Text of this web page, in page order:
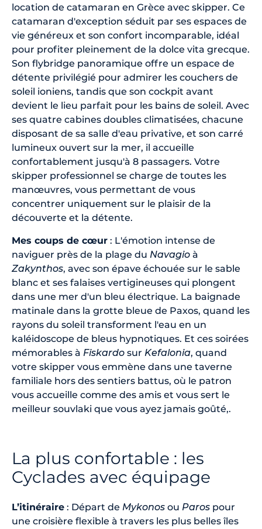
location de catamaran en Grèce avec skipper. Ce
catamaran d'exception séduit par ses espaces de
vie généreux et son confort incomparable, idéal
pour profiter pleinement de la dolce vita grecque.
Son flybridge panoramique offre un espace de
détente privilégié pour admirer les couchers de
soleil ioniens, tandis que son cockpit avant
devient le lieu parfait pour les bains de soleil. Avec
ses quatre cabines doubles climatisées, chacune
disposant de sa salle d'eau privative, et son carré
lumineux ouvert sur la mer, il accueille
confortablement jusqu'à 8 passagers. Votre
skipper professionnel se charge de toutes les
manœuvres, vous permettant de vous
concentrer uniquement sur le plaisir de la
découverte et la détente.
Mes coups de cœur : L'émotion intense de
naviguer près de la plage du Navagio à
Zakynthos, avec son épave échouée sur le sable
blanc et ses falaises vertigineuses qui plongent
dans une mer d'un bleu électrique. La baignade
matinale dans la grotte bleue de Paxos, quand les
rayons du soleil transforment l'eau en un
kaléidoscope de bleus hypnotiques. Et ces soirées
mémorables à Fiskardo sur Kefalonia, quand
votre skipper vous emmène dans une taverne
familiale hors des sentiers battus, où le patron
vous accueille comme des amis et vous sert le
meilleur souvlaki que vous ayez jamais goûté,.
La plus confortable : les
Cyclades avec équipage
L’itinéraire : Départ de Mykonos ou Paros pour
une croisière flexible à travers les plus belles îles